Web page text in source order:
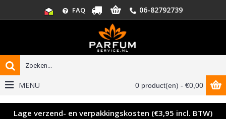
FAQ 06-82792739
0 product(en) - €0,00
MENU
Lage verzend- en verpakkingskosten (€3,95 incl. BTW)